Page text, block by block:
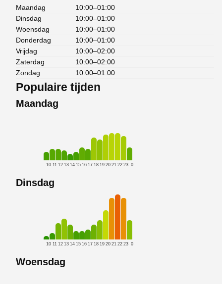
Maandag
10:00–01:00
Dinsdag
10:00–01:00
Woensdag
10:00–01:00
Donderdag
10:00–01:00
Vrijdag
10:00–02:00
Zaterdag
10:00–02:00
Zondag
10:00–01:00
Populaire tijden
Maandag
10 11 12 13 14 15 16 17 18 19 20 21 22 23 0
Dinsdag
10 11 12 13 14 15 16 17 18 19 20 21 22 23 0
Woensdag